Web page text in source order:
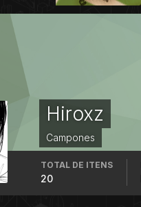
Hiroxz
Campones
TOTAL DE ITENS
20